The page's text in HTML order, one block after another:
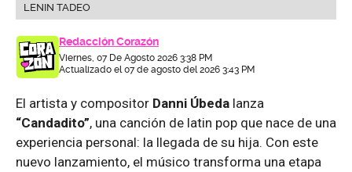
LENIN TADEO
Redacción Corazón
Viernes, 07 De Agosto 2026 3:38 PM
Actualizado el 07 de agosto del 2026 3:43 PM
El artista y compositor Danni Úbeda lanza
“Candadito”, una canción de latin pop que nace de una
experiencia personal: la llegada de su hija. Con este
nuevo lanzamiento, el músico transforma una etapa